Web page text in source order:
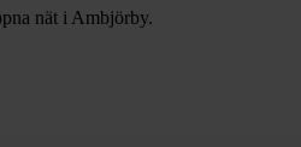
nät i Ambjörby.